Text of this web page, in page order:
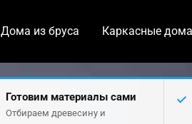
Дома из бруса Каркасные дома
Готовим материалы сами
Отбираем древесину и